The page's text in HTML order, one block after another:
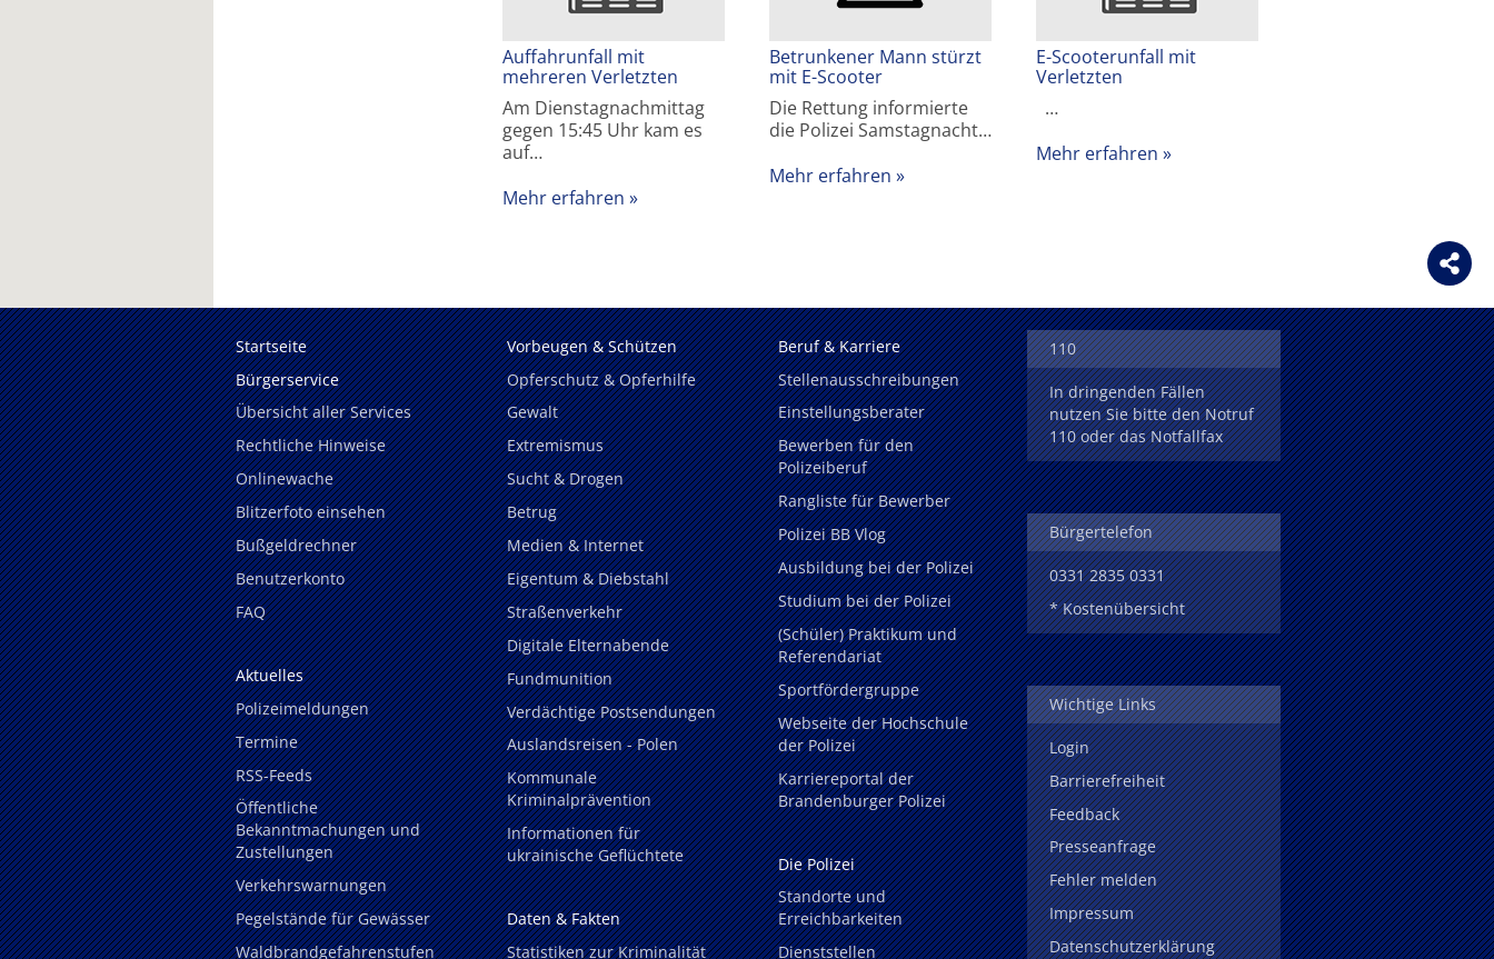
Auffahrunfall mit
mehreren Verletzten
Am Dienstagnachmittag
gegen 15:45 Uhr kam es
auf…
Mehr erfahren
Betrunkener Mann stürzt
mit E-Scooter
Die Rettung informierte
die Polizei Samstagnacht…
Mehr erfahren
E-Scooterunfall mit
Verletzten
…
Mehr erfahren
Startseite
Bürgerservice
Übersicht aller Services
Rechtliche Hinweise
Onlinewache
Blitzerfoto einsehen
Bußgeldrechner
Benutzerkonto
FAQ
Aktuelles
Polizeimeldungen
Termine
RSS-Feeds
Öffentliche
Bekanntmachungen und
Zustellungen
Verkehrswarnungen
Pegelstände für Gewässer
Waldbrandgefahrenstufen
Vorbeugen & Schützen
Opferschutz & Opferhilfe
Gewalt
Extremismus
Sucht & Drogen
Betrug
Medien & Internet
Eigentum & Diebstahl
Straßenverkehr
Digitale Elternabende
Fundmunition
Verdächtige Postsendungen
Auslandsreisen - Polen
Kommunale
Kriminalprävention
Informationen für
ukrainische Geflüchtete
Daten & Fakten
Statistiken zur Kriminalität
Beruf & Karriere
Stellenausschreibungen
Einstellungsberater
Bewerben für den
Polizeiberuf
Rangliste für Bewerber
Polizei BB Vlog
Ausbildung bei der Polizei
Studium bei der Polizei
(Schüler) Praktikum und
Referendariat
Sportfördergruppe
Webseite der Hochschule
der Polizei
Karriereportal der
Brandenburger Polizei
Die Polizei
Standorte und
Erreichbarkeiten
Dienststellen
110
In dringenden Fällen
nutzen Sie bitte den Notruf
110 oder das Notfallfax
Bürgertelefon
0331 2835 0331
* Kostenübersicht
Wichtige Links
Login
Barrierefreiheit
Feedback
Presseanfrage
Fehler melden
Impressum
Datenschutzerklärung